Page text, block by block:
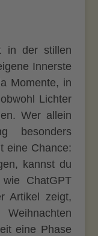
in der stillen
Innerste
Momente, in
Lichter
Wer allein
besonders
eine Chance:
kannst du
ChatGPT
Artikel zeigt,
eine Phase